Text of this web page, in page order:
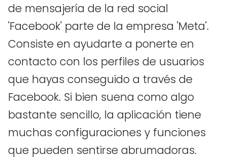
de mensajería de la red social
'Facebook' parte de la empresa 'Meta'.
Consiste en ayudarte a ponerte en
contacto con los perfiles de usuarios
que hayas conseguido a través de
Facebook. Si bien suena como algo
bastante sencillo, la aplicación tiene
muchas configuraciones y funciones
que pueden sentirse abrumadoras.